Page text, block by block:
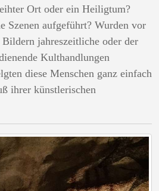
Ort oder ein Heiligtum?
Szenen aufgeführt? Wurden vor
jahreszeitliche oder der
Kulthandlungen
diese Menschen ganz einfach
ihrer künstlerischen